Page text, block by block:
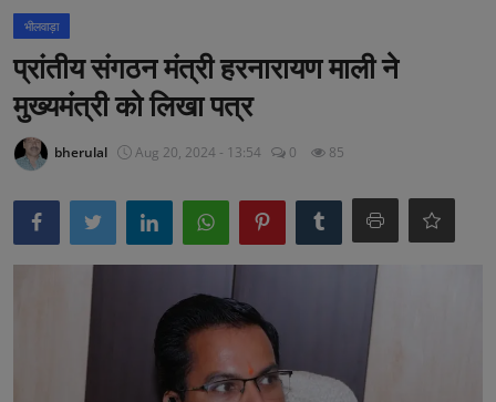
शाहपुरा
मनोरंजन
अनूपगढ़
राजस्थान
भीलवाड़ा
प्रांतीय संगठन मंत्री हरनारायण माली ने
मुख्यमंत्री को लिखा पत्र
bherulal Aug 20, 2024 - 13:54 0 85